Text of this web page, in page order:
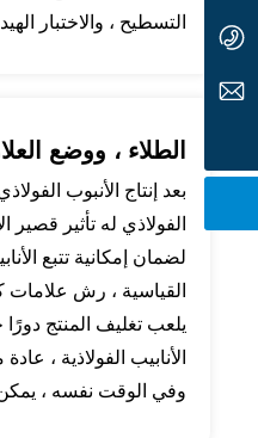
التسطيح ، والاختبار
الطلاء ، ووضع
بعد إنتاج الأنبوب
الفولاذي له تأثير قصير
لضمان إمكانية تتبع
القياسية ، رش علامات
يلعب تغليف المنتج
الأنابيب الفولاذية ،
وفي الوقت نفسه ، يمكن
+86-22-68581116